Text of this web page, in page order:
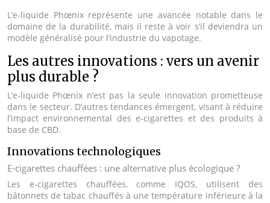
L’e-liquide Phœnix représente une avancée notable dans le
domaine de la durabilité, mais il reste à voir s’il deviendra un
modèle généralisé pour l’industrie du vapotage.
Les autres innovations : vers un avenir
plus durable ?
L’e-liquide Phœnix n’est pas la seule innovation prometteuse
dans le secteur. D’autres tendances émergent, visant à réduire
l’impact environnemental des e-cigarettes et des produits à
base de CBD.
Innovations technologiques
E-cigarettes chauffées : une alternative plus écologique ?
Les e-cigarettes chauffées, comme IQOS, utilisent des
bâtonnets de tabac chauffés à une température inférieure à la